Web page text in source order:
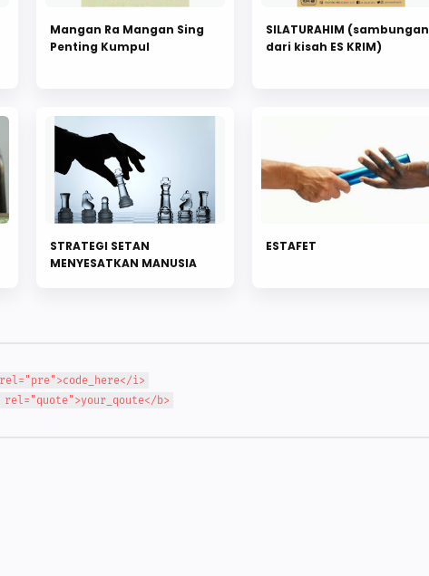
Mangan Ra Mangan Sing
Penting Kumpul
SILATURAHIM (sambungan
dari kisah ES KRIM)
STRATEGI SETAN
MENYESATKAN MANUSIA
ESTAFET
i>
rel="quote">your_qoute</b>